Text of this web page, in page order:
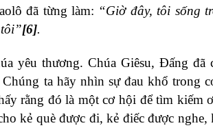
đã từng làm: “Giờ đây, tôi sống
[6].
yêu thương. Chúa Giêsu, Đấng đã
ta hãy nhìn sự đau khổ trong
rằng đó là một cơ hội để tìm kiếm
kẻ què được đi, kẻ điếc được